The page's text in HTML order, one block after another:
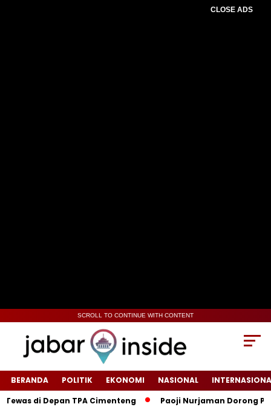
CLOSE ADS
SCROLL TO CONTINUE WITH CONTENT
BERANDA POLITIK EKONOMI NASIONAL
di Depan TPA Cimenteng
Paoji Nurjaman Dorong